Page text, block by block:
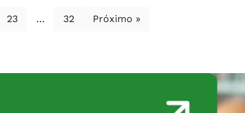
23 … 32 Próximo »